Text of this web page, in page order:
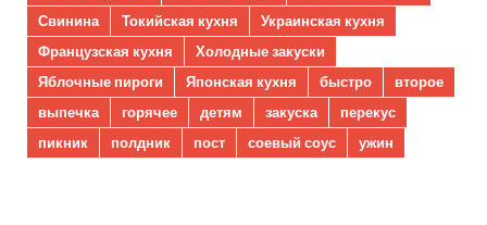
Свинина
Токийская кухня
Украинская кухня
Французская кухня
Холодные закуски
Яблочные пироги
Японская кухня быстро
второе
выпечка
горячее детям закуска
перекус
пикник
полдник пост соевый соус ужин